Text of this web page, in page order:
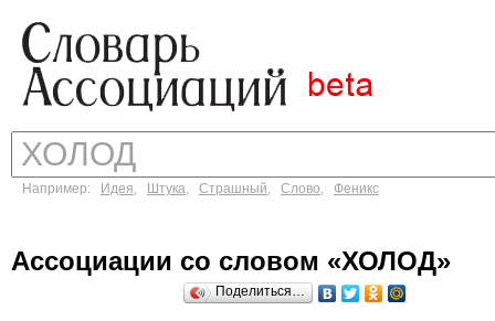
Например: Идея, Штука, Страшный, Слово, Феникс
Ассоциации со словом «ХОЛОД»
Поделиться…